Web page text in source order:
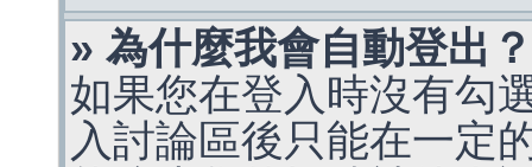
» 為什麼我會自動登出？
如果您在登入時沒有勾
入討論區後只能在一定